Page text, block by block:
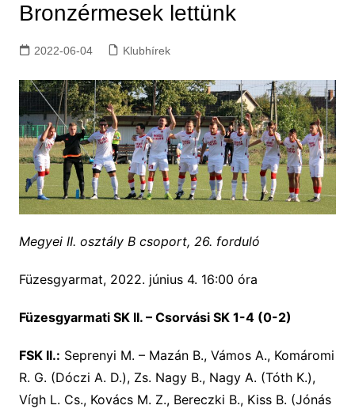
Bronzérmesek lettünk
2022-06-04 Klubhírek
Megyei II. osztály B csoport, 26. forduló
Füzesgyarmat, 2022. június 4. 16:00 óra
Füzesgyarmati SK II. – Csorvási SK 1-4 (0-2)
FSK II.: Seprenyi M. – Mazán B., Vámos A., Komáromi
R. G. (Dóczi A. D.), Zs. Nagy B., Nagy A. (Tóth K.),
Vígh L. Cs., Kovács M. Z., Bereczki B., Kiss B. (Jónás